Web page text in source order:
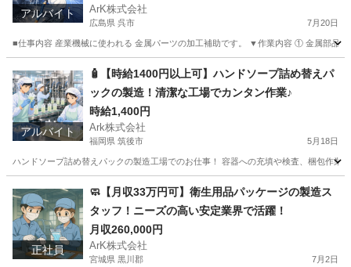
アルバイト ArK株式会社
広島県 呉市 7月20日
■仕事内容 産業機械に使われる 金属パーツの加工補助です。 ▼作業内容 ① 金属部品
工場 無料
アルバイト
🧴【時給1400円以上可】ハンドソープ詰め替えパ
ックの製造！清潔な工場でカンタン作業♪
時給1,400円
Ark株式会社
福岡県 筑後市 5月18日
ハンドソープ詰め替えパックの製造工場でのお仕事！ 容器への充填や検査、梱包作
工場 時給
正社員
🧼【月収33万円可】衛生用品パッケージの製造ス
タッフ！ニーズの高い安定業界で活躍！
月収260,000円
ArK株式会社
宮城県 黒川郡 7月2日